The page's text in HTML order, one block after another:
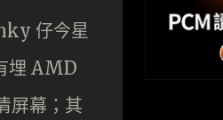
仔今星
埋 AMD
屏幕；其